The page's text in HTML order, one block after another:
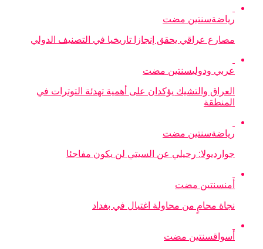
رياضةسنتين مضت
مصارع عراقي يحقق إنجازا تاريخيا في التصنيف الدولي
عربي ودوليسنتين مضت
العراق والتشيك يؤكدان على أهمية تهدئة التوترات في
المنطقة
رياضةسنتين مضت
جوارديولا: رحيلي عن السيتي لن يكون مفاجئا
أمنسنتين مضت
نجاة محامٍ من محاولة اغتيال في بغداد
أسواقسنتين مضت